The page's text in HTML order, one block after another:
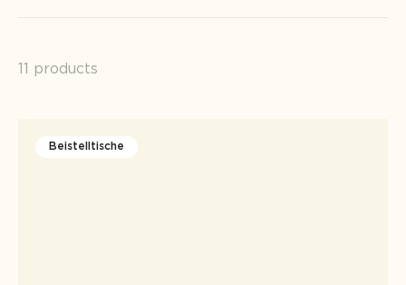
11 products
Beistelltische